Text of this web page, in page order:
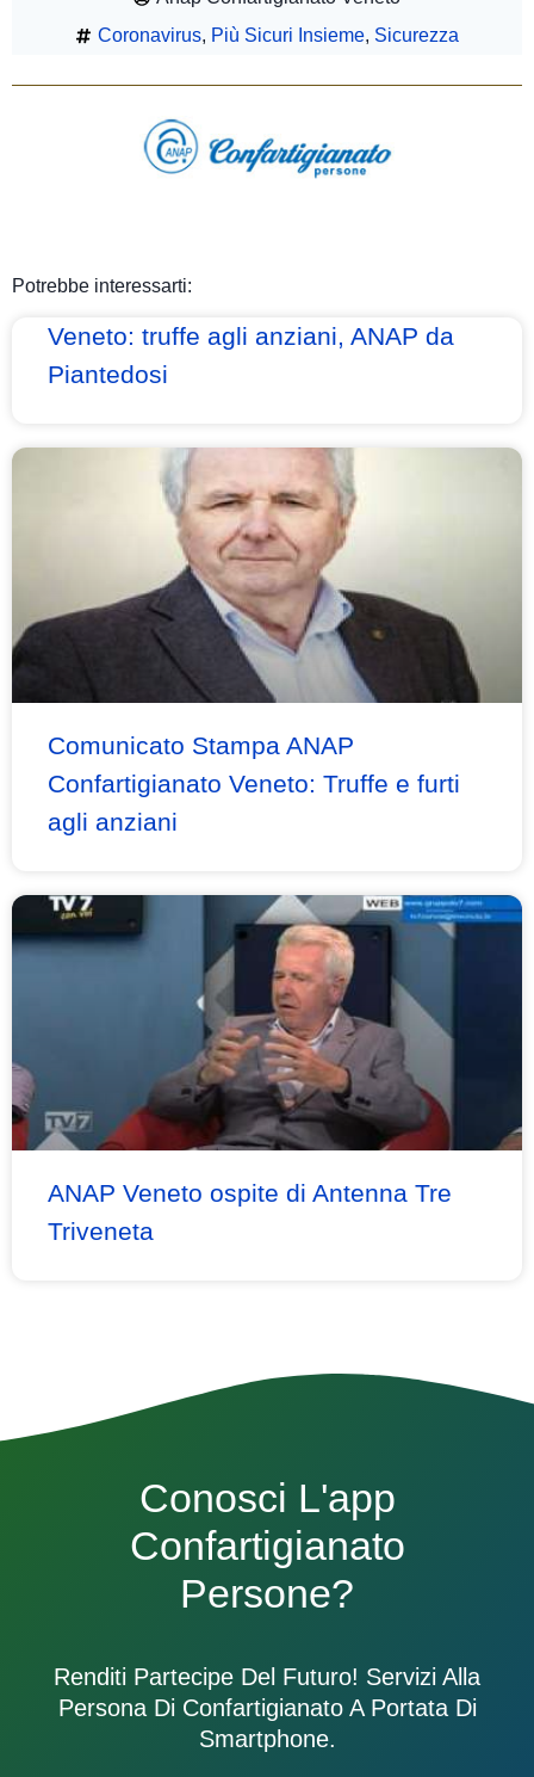
Coronavirus, Più Sicuri Insieme, Sicurezza
Potrebbe interessarti:
Veneto: truffe agli anziani, ANAP da
Piantedosi
Comunicato Stampa ANAP
Confartigianato Veneto: Truffe e furti
agli anziani
ANAP Veneto ospite di Antenna Tre
Triveneta
Conosci L'app
Confartigianato
Persone?
Renditi Partecipe Del Futuro! Servizi Alla
Persona Di Confartigianato A Portata Di
Smartphone.